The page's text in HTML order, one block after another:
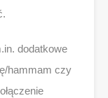
dodatkowe
hammam czy